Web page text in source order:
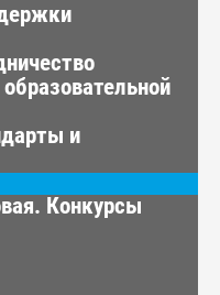
и
Конкурсы